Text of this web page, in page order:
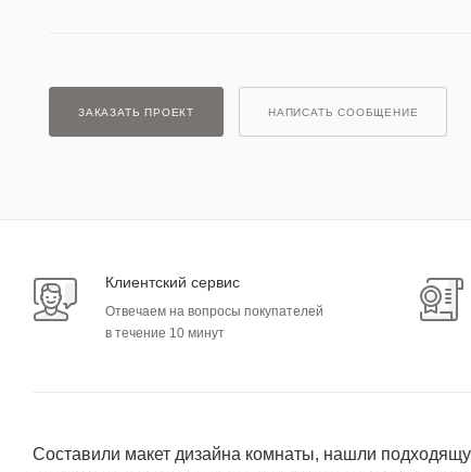
ЗАКАЗАТЬ ПРОЕКТ НАПИСАТЬ СООБЩЕНИЕ
Клиентский сервис
Отвечаем на вопросы покупателей
в течение 10 минут
Составили макет дизайна комнаты, нашли